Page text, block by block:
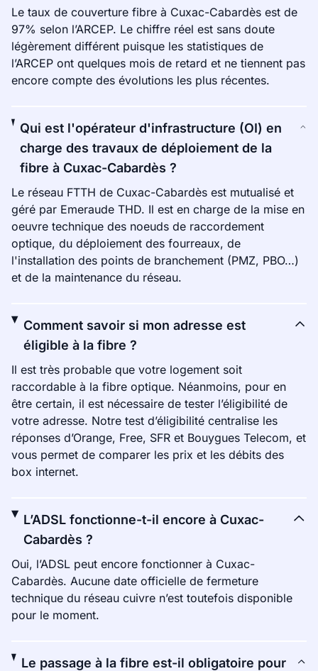
Le taux de couverture fibre à Cuxac-Cabardès est de
97% selon l’ARCEP. Le chiffre réel est sans doute
légèrement différent puisque les statistiques de
l’ARCEP ont quelques mois de retard et ne tiennent pas
encore compte des évolutions les plus récentes.
Qui est l'opérateur d'infrastructure (OI) en
charge des travaux de déploiement de la
fibre à Cuxac-Cabardès ?
Le réseau FTTH de Cuxac-Cabardès est mutualisé et
géré par Emeraude THD. Il est en charge de la mise en
oeuvre technique des noeuds de raccordement
optique, du déploiement des fourreaux, de
l'installation des points de branchement (PMZ, PBO…)
et de la maintenance du réseau.
Comment savoir si mon adresse est
éligible à la fibre ?
Il est très probable que votre logement soit
raccordable à la fibre optique. Néanmoins, pour en
être certain, il est nécessaire de tester l’éligibilité de
votre adresse. Notre test d’éligibilité centralise les
réponses d’Orange, Free, SFR et Bouygues Telecom, et
vous permet de comparer les prix et les débits des
box internet.
L’ADSL fonctionne-t-il encore à Cuxac-
Cabardès ?
Oui, l’ADSL peut encore fonctionner à Cuxac-
Cabardès. Aucune date officielle de fermeture
technique du réseau cuivre n’est toutefois disponible
pour le moment.
Le passage à la fibre est-il obligatoire pour